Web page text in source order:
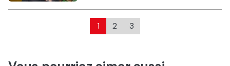
1 2 3